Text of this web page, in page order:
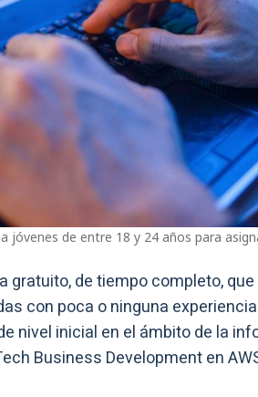
jóvenes de entre 18 y 24 años para
gratuito, de tiempo completo,
con poca o ninguna
nivel inicial en el ámbito de la
Business Development en